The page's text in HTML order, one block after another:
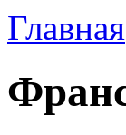
Главная